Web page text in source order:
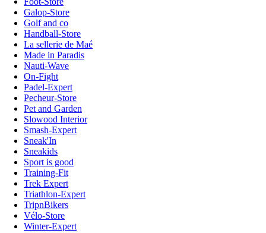
Galop-Store
Golf and co
Handball-Store
La sellerie de Maé
Made in Paradis
Nauti-Wave
On-Fight
Padel-Expert
Pecheur-Store
Pet and Garden
Slowood Interior
Smash-Expert
Sneak'In
Sneakids
Sport is good
Training-Fit
Trek Expert
Triathlon-Expert
TripnBikers
Vélo-Store
Winter-Expert